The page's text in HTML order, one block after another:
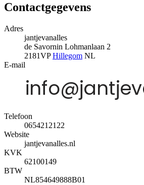
Contactgegevens
Adres
jantjevanalles
de Savornin Lohmanlaan 2
2181VPHillegom NL
E-mail
Telefoon
0654212122
Website
jantjevanalles.nl
KVK
62100149
BTW
NL854649888B01